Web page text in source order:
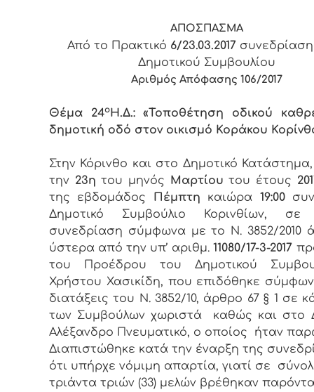
ΑΠΟΣΠΑΣΜΑ
Από το Πρακτικό 6/23.03.2017
Δημοτικού Συμβουλίου
Αριθμός Απόφασης 106/2017
Θέμα 24oΗ.Δ.: «Τοποθέτηση οδικού
δημοτική οδό στον οικισμό Κοράκου
Στην Κόρινθο και στο Δημοτικό
την 23η του μηνός Μαρτίου του έτους
της εβδομάδος Πέμπτη καιώρα 19:00
Δημοτικό Συμβούλιο Κορινθίων, σε
συνεδρίαση σύμφωνα με το Ν. 3852/2010
ύστερα από την υπ’ αριθμ.11080/17-3-2017
του Προέδρου του Δημοτικού
Χρήστου Χασικίδη, που επιδόθηκε
διατάξεις του Ν. 3852/10, άρθρο 67 § 1 σε
των Συμβούλων χωριστά καθώς και στο
Αλέξανδρο Πνευματικό, ο οποίος ήταν
Διαπιστώθηκε κατά την έναρξη της
ότι υπήρχε νόμιμη απαρτία, γιατί σε
τριάντα τριών (33) μελών βρέθηκαν παρόντα